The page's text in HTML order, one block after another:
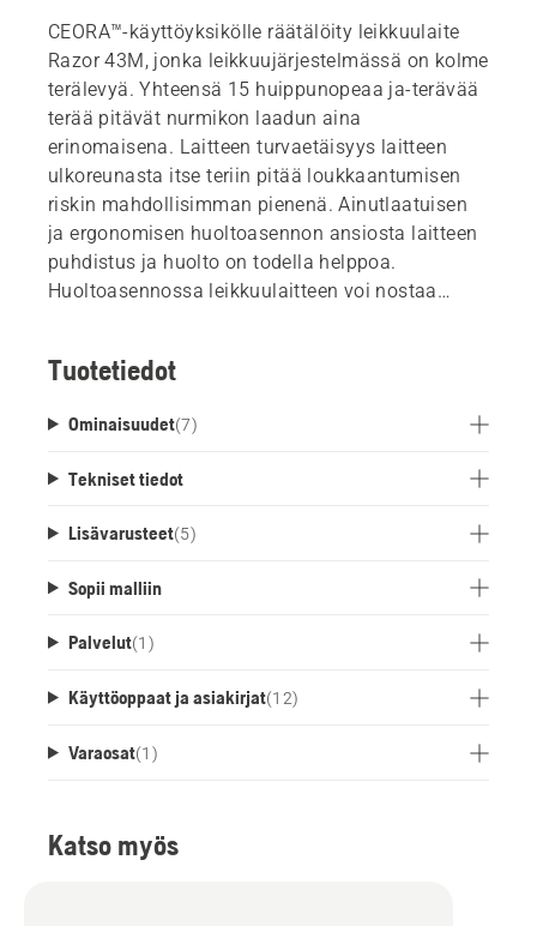
CEORA™-käyttöyksikölle räätälöity leikkuulaite
Razor 43M, jonka leikkuujärjestelmässä on kolme
terälevyä. Yhteensä 15 huippunopeaa ja-terävää
terää pitävät nurmikon laadun aina
erinomaisena. Laitteen turvaetäisyys laitteen
ulkoreunasta itse teriin pitää loukkaantumisen
riskin mahdollisimman pienenä. Ainutlaatuisen
ja ergonomisen huoltoasennon ansiosta laitteen
puhdistus ja huolto on todella helppoa.
Huoltoasennossa leikkuulaitteen voi nostaa
maasta.
Tuotetiedot
Ominaisuudet(7)
Tekniset tiedot
Lisävarusteet(5)
Sopii malliin
Palvelut(1 )
Käyttöoppaat ja asiakirjat(12)
Varaosat(1 )
Katso myös